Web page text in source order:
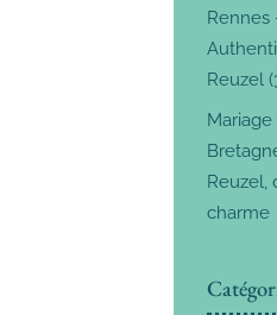
Rennes
Reuzel
Reuzel,
charme